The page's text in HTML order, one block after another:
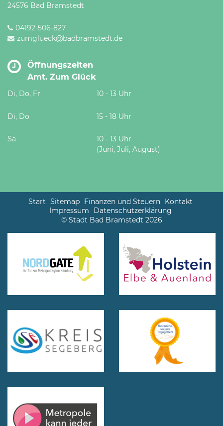
24576 Bad Bramstedt
04192-506-827
zumglueck@badbramstedt.de
Öffnungszeiten
Amt. Zum Glück
Di, Do, Fr 10 - 13 Uhr
Di, Do 15 - 18 Uhr
Sa
10 - 13 Uhr
(Juni, Juli, August)
Start Sitemap Finanzen und Steuern Kontakt
Impressum
Datenschutzerklärung
© Stadt Bad Bramstedt 2026